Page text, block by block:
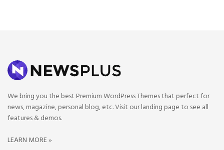
We bring you the best Premium WordPress Themes that perfect for
news, magazine, personal blog, etc. Visit our landing page to see all
features & demos.
LEARN MORE »